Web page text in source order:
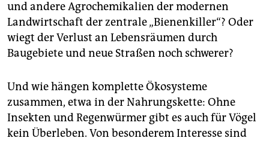
und andere Agrochemikalien der modernen
Landwirtschaft der zentrale „Bienenkiller“? Oder
wiegt der Verlust an Lebensräumen durch
Baugebiete und neue Straßen noch schwerer?
Und wie hängen komplette Ökosysteme
zusammen, etwa in der Nahrungskette: Ohne
Insekten und Regenwürmer gibt es auch für Vögel
kein Überleben. Von besonderem Interesse sind